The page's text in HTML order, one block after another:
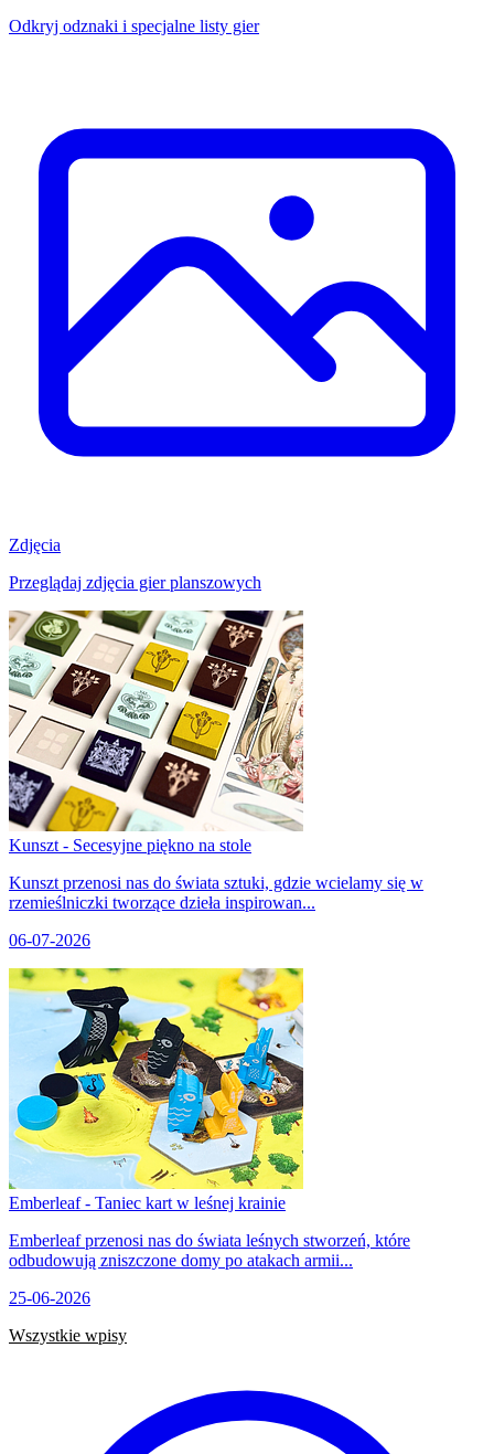
Odkryj odznaki i specjalne listy gier
Zdjęcia
Przeglądaj zdjęcia gier planszowych
Kunszt - Secesyjne piękno na stole
Kunszt przenosi nas do świata sztuki, gdzie wcielamy się w
rzemieślniczki tworzące dzieła inspirowan...
06-07-2026
Emberleaf - Taniec kart w leśnej krainie
Emberleaf przenosi nas do świata leśnych stworzeń, które
odbudowują zniszczone domy po atakach armii...
25-06-2026
Wszystkie wpisy